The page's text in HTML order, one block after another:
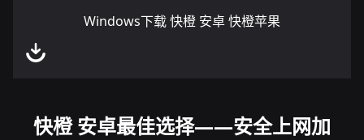
Windows下载 快橙 安卓 快橙苹果
快橙 安卓最佳选择——安全上网加